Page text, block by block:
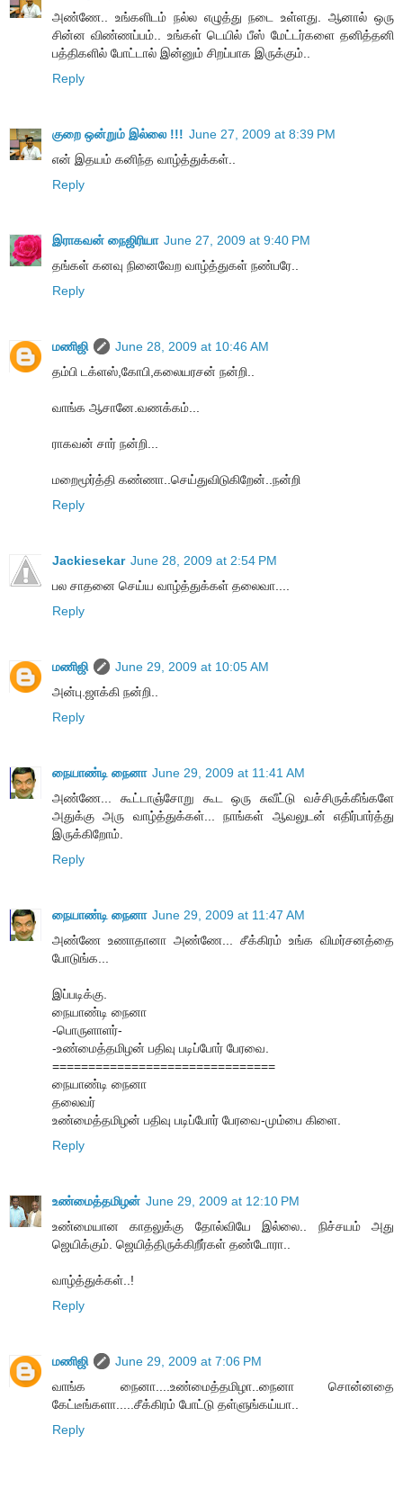
அண்ணே.. உங்களிடம் நல்ல எழுத்து நடை உள்ளது. ஆனால் ஒரு
சின்ன விண்ணப்பம்.. உங்கள் டெயில் பீஸ் மேட்டர்களை தனித்தனி
பத்திகளில் போட்டால் இன்னும் சிறப்பாக இருக்கும்..
Reply
குறை ஒன்றும் இல்லை !!! June 27, 2009 at 8:39 PM
என் இதயம் கனிந்த வாழ்த்துக்கள்..
Reply
இராகவன் நைஜிரியா June 27, 2009 at 9:40 PM
தங்கள் கனவு நினைவேற வாழ்த்துகள் நண்பரே..
Reply
மணிஜி
June 28, 2009 at 10:46 AM
தம்பி டக்ளஸ்,கோபி,கலையரசன் நன்றி..
வாங்க ஆசானே.வணக்கம்...
ராகவன் சார் நன்றி...
மறைமூர்த்தி கண்ணா..செய்துவிடுகிறேன்..நன்றி
Reply
Jackiesekar June 28, 2009 at 2:54 PM
பல சாதனை செய்ய வாழ்த்துக்கள் தலைவா....
Reply
மணிஜி
June 29, 2009 at 10:05 AM
அன்பு.ஜாக்கி நன்றி..
Reply
நையாண்டி நைனா June 29, 2009 at 11:41 AM
அண்ணே... கூட்டாஞ்சோறு கூட ஒரு சுவீட்டு வச்சிருக்கீங்களே
அதுக்கு அரு வாழ்த்துக்கள்... நாங்கள் ஆவலுடன் எதிர்பார்த்து
இருக்கிறோம்.
Reply
நையாண்டி நைனா June 29, 2009 at 11:47 AM
அண்ணே உணாதானா அண்ணே... சீக்கிரம் உங்க விமர்சனத்தை
போடுங்க...
இப்படிக்கு.
நையாண்டி நைனா
-பொருளாளர்-
-உண்மைத்தமிழன் பதிவு படிப்போர் பேரவை.
===============================
நையாண்டி நைனா
தலைவர்
உண்மைத்தமிழன் பதிவு படிப்போர் பேரவை-மும்பை கிளை.
Reply
உண்மைத்தமிழன் June 29, 2009 at 12:10 PM
உண்மையான காதலுக்கு தோல்வியே இல்லை.. நிச்சயம் அது
ஜெயிக்கும். ஜெயித்திருக்கிறீர்கள் தண்டோரா..
வாழ்த்துக்கள்..!
Reply
மணிஜி
June 29, 2009 at 7:06 PM
வாங்க நைனா....உண்மைத்தமிழா..நைனா சொன்னதை
கேட்டீங்களா.....சீக்கிரம் போட்டு தள்ளுங்கய்யா..
Reply